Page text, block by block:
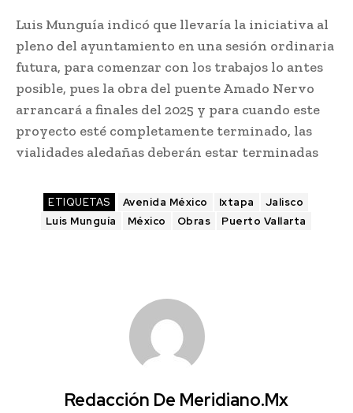
Luis Munguía indicó que llevaría la iniciativa al
pleno del ayuntamiento en una sesión ordinaria
futura, para comenzar con los trabajos lo antes
posible, pues la obra del puente Amado Nervo
arrancará a finales del 2025 y para cuando este
proyecto esté completamente terminado, las
vialidades aledañas deberán estar terminadas
ETIQUETAS Avenida México Ixtapa
Jalisco
Luis Munguía
México Obras Puerto Vallarta
Redacción De Meridiano.mx